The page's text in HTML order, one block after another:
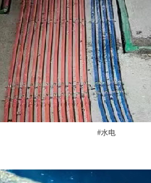
#水电